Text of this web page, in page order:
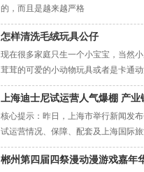
的，而且是越来越严格
怎样清洗毛绒玩具公仔
现在很多家庭只生一个小宝宝，当然
茸茸的可爱的小动物玩具或者是卡通
者智能机芯之后，小玩具就可以前进
上海迪士尼试运营人气爆棚 产
核心提示：昨日，上海市举行新闻发
试运营情况、保障、配套及上海国际
郴州第四届四祭漫动漫游戏嘉年